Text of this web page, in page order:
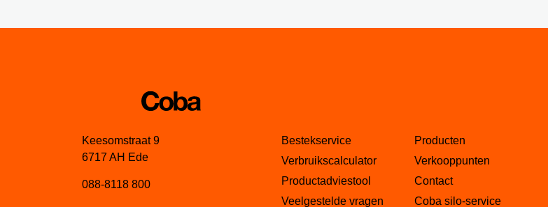
Keesomstraat 9
6717 AH Ede
088-8118 800
Bestekservice
Verbruikscalculator
Productadviestool
Veelgestelde vragen
Producten
Verkooppunten
Contact
Coba silo-service